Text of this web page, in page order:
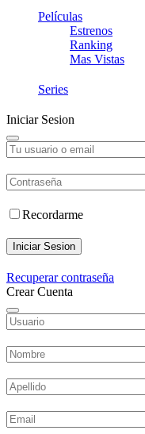
Películas
Estrenos
Ranking
Mas Vistas
Series
Iniciar Sesion
Recordarme
Iniciar Sesion
Recuperar contraseña
Crear Cuenta